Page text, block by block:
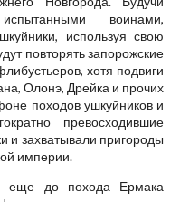
воинами,
используя свою
повторять запорожские
хотя подвиги
Олонэ, Дрейка и прочих
походов ушкуйников и
превосходившие
и захватывали пригороды
империи.
еще до похода Ермака